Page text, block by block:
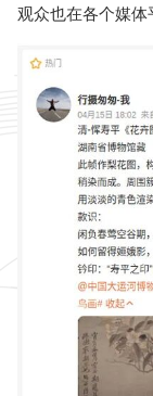
观众也在各个媒体